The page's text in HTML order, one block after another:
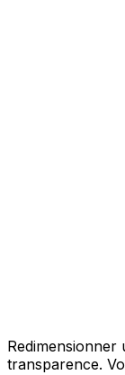
Redimensionner
transparence.